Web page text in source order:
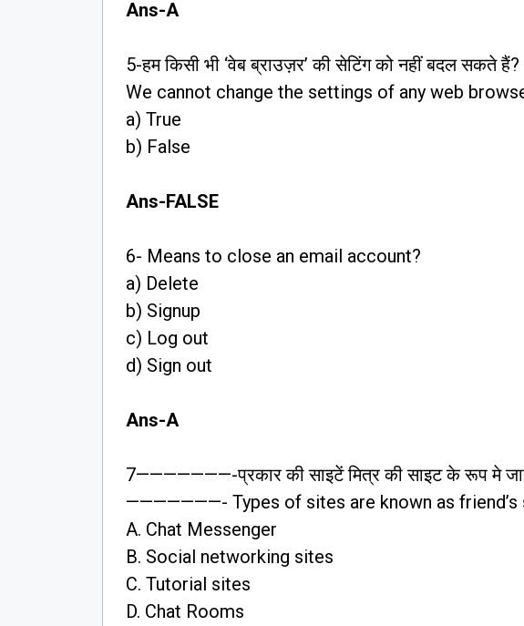
Ans-A
5-हम किसी भी ‘वेब ब्राउज़र’ की सेटिंग को नहीं बदल सकते हैं?
We cannot change the settings of any web
a) True
b) False
Ans-FALSE
6- Means to close an email account?
a) Delete
b) Signup
c) Log out
d) Sign out
Ans-A
7———————-प्रकार की साइटें मित्र की साइट के रूप मे
———————- Types of sites are known as friend’s
A. Chat Messenger
B. Social networking sites
C. Tutorial sites
D. Chat Rooms